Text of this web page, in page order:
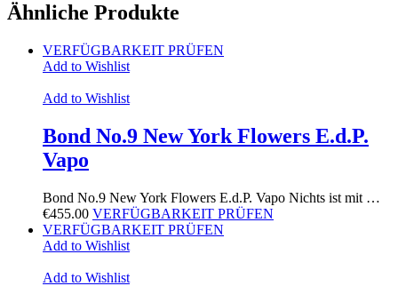
Ähnliche Produkte
VERFÜGBARKEIT PRÜFEN
Add to Wishlist
Add to Wishlist
Bond No.9 New York Flowers E.d.P.
Vapo
Bond No.9 New York Flowers E.d.P. Vapo Nichts ist mit …
€455.00 VERFÜGBARKEIT PRÜFEN
VERFÜGBARKEIT PRÜFEN
Add to Wishlist
Add to Wishlist